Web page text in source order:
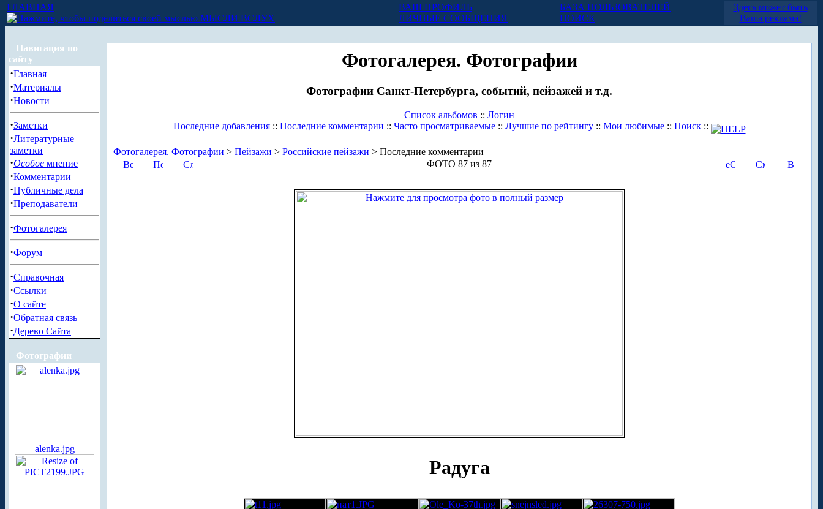
ГЛАВНАЯ
МЫСЛИ ВСЛУХ
ВАШ ПРОФИЛЬ
ЛИЧНЫЕ СООБЩЕНИЯ
БАЗА ПОЛЬЗОВАТЕЛЕЙ
ПОИСК
Здесь может быть
Ваша реклама!
Навигация по
сайту
·Главная
·Материалы
·Новости
·Заметки
·Литературные
заметки
·Особое мнение
·Комментарии
·Публичные дела
·Преподаватели
·Фотогалерея
·Форум
·Справочная
·Ссылки
·О сайте
·Обратная связь
·Дерево Сайта
Фотографии
alenka.jpg
Фотогалерея. Фотографии
Фотографии Санкт-Петербурга, событий, пейзажей и т.д.
Список альбомов :: Логин
Последние добавления:: Последние комментарии :: Часто просматриваемые:: Лучшие по рейтингу:: Мои любимые:: Поиск::
Фотогалерея. Фотографии > Пейзажи > Российские пейзажи > Последние комментарии
ФОТО 87 из 87
Радуга